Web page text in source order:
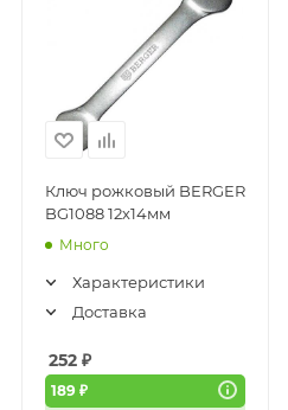
Ключ рожковый BERGER
BG1088 12х14мм
Много
Характеристики
Доставка
252 ₽
189 ₽